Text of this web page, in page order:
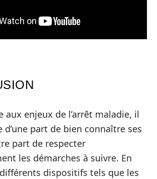
aux enjeux de l’arrêt maladie, il
d’une part de bien connaître ses
part de respecter
les démarches à suivre. En
dispositifs tels que les